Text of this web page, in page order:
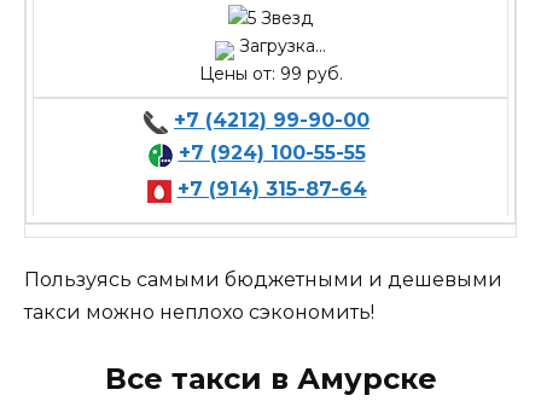
Загрузка...
Цены от: 99 руб.
+7 (4212) 99-90-00
+7 (924) 100-55-55
+7 (914) 315-87-64
Пользуясь самыми бюджетными и дешевыми
такси можно неплохо сэкономить!
Все такси в Амурске